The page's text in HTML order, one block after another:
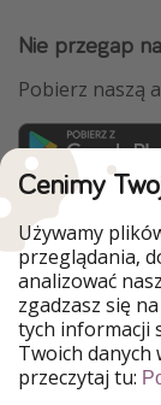
Nie przegap
Pobierz naszą
Nasze rynki
PiratinViaggio
VakantiePiraten
Ferienpiraten
Urlaubspiraten
TravelPirates
Cenimy
Używamy
przeglądania,
analizować
zgadzasz się
tych informacji
Twoich danych
przeczytaj tu: